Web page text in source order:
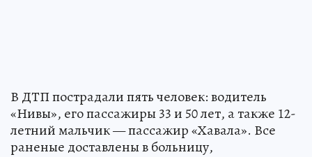
В ДТП пострадали пять человек: водитель
«Нивы», его пассажиры 33 и 50 лет, а также 12-
летний мальчик — пассажир «Хавала». Все
раненые доставлены в больницу,